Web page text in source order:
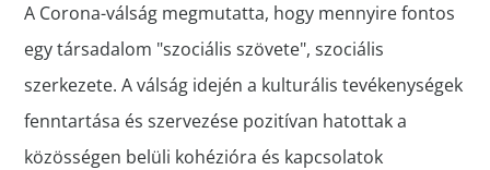
A Corona-válság megmutatta, hogy mennyire fontos
egy társadalom "szociális szövete", szociális
szerkezete. A válság idején a kulturális tevékenységek
fenntartása és szervezése pozitívan hatottak a
közösségen belüli kohézióra és kapcsolatok